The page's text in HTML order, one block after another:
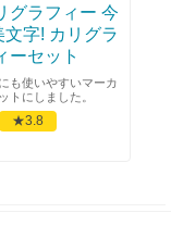
グラフィー 今
文字! カリグラ
ーセット
も使いやすいマーカ
トにしました。
★3.8